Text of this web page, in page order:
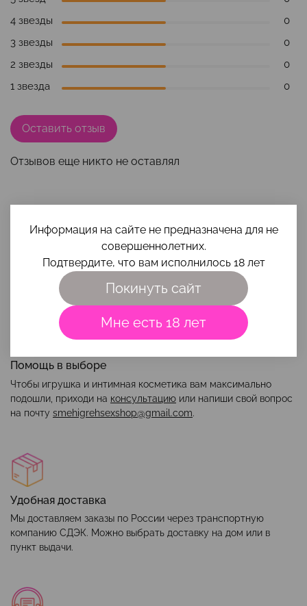
Отзывов еще никто не оставлял
4 звезды
0
3 звезды
0
2 звезды
0
1 звезда
0
Оставить отзыв
Наши преимущества
Помощь в выборе
Чтобы игрушка и интимная косметика вам максимально
подошли, приходи на консультацию или напиши свой вопрос
на почту smehigrehsexshop@gmail.com.
Удобная доставка
Мы доставляем заказы по России через транспортную
компанию СДЭК. Можно выбрать доставку на дом или в
пункт выдачи.
Информация на сайте не предназначена для не
совершеннолетних.
Подтвердите, что вам исполнилось 18 лет
Покинуть сайт
Мне есть 18 лет